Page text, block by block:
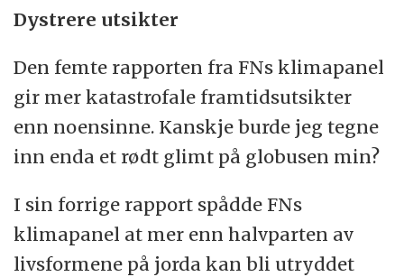
Dystrere utsikter
Den femte rapporten fra FNs klimapanel
gir mer katastrofale framtidsutsikter
enn noensinne. Kanskje burde jeg tegne
inn enda et rødt glimt på globusen min?
I sin forrige rapport spådde FNs
klimapanel at mer enn halvparten av
livsformene på jorda kan bli utryddet